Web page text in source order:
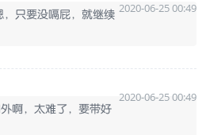
2020-06-25 00:49
，只要没嗝屁，就继续
2020-06-25 00:49
啊，太难了，要带好